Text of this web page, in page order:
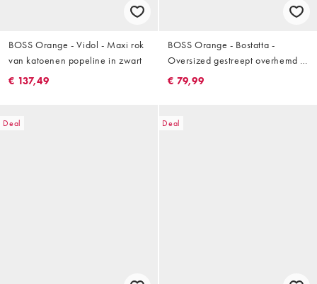
BOSS Orange - Vidol - Maxi rok
van katoenen popeline in zwart
€ 137,49
BOSS Orange - Bostatta -
Oversized gestreept overhemd in
blauw
€ 79,99
Deal Deal